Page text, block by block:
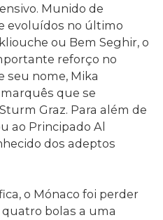
Munido de
evoluídos no último
ou Bem Seghir, o
reforço no
seu nome, Mika
que se
Graz. Para além de
ao Principado Al
dos adeptos
o Mónaco foi perder
bolas a uma